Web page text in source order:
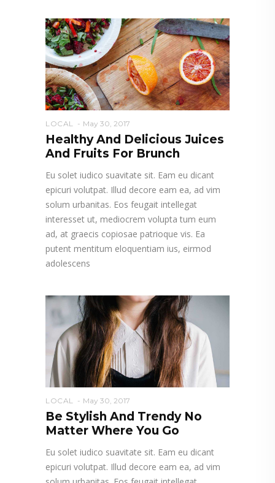
LOCAL May 30, 2017
Healthy And Delicious Juices
And Fruits For Brunch
Eu solet iudico suavitate sit. Eam eu dicant
epicuri volutpat. Illud decore eam ea, ad vim
solum urbanitas. Eos feugait intellegat
interesset ut, mediocrem volupta tum eum
ad, at graecis copiosae patrioque vis. Ea
putent mentitum eloquentiam ius, eirmod
adolescens
LOCAL May 30, 2017
Be Stylish And Trendy No
Matter Where You Go
Eu solet iudico suavitate sit. Eam eu dicant
epicuri volutpat. Illud decore eam ea, ad vim